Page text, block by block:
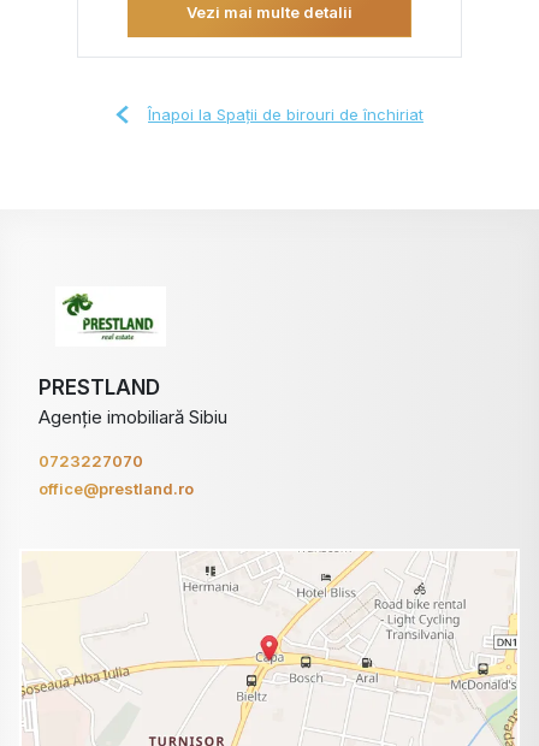
Vezi mai multe detalii
Înapoi la Spații de birouri de închiriat
PRESTLAND
Agenție imobiliară Sibiu
0723227070
office@prestland.ro